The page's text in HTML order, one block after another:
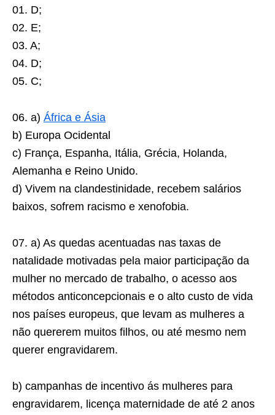
01. D;
02. E;
03. A;
04. D;
05. C;
06. a) África e Ásia
b) Europa Ocidental
c) França, Espanha, Itália, Grécia, Holanda,
Alemanha e Reino Unido.
d) Vivem na clandestinidade, recebem salários
baixos, sofrem racismo e xenofobia.
07. a) As quedas acentuadas nas taxas de
natalidade motivadas pela maior participação da
mulher no mercado de trabalho, o acesso aos
métodos anticoncepcionais e o alto custo de vida
nos países europeus, que levam as mulheres a
não quererem muitos filhos, ou até mesmo nem
querer engravidarem.
b) campanhas de incentivo ás mulheres para
engravidarem, licença maternidade de até 2 anos